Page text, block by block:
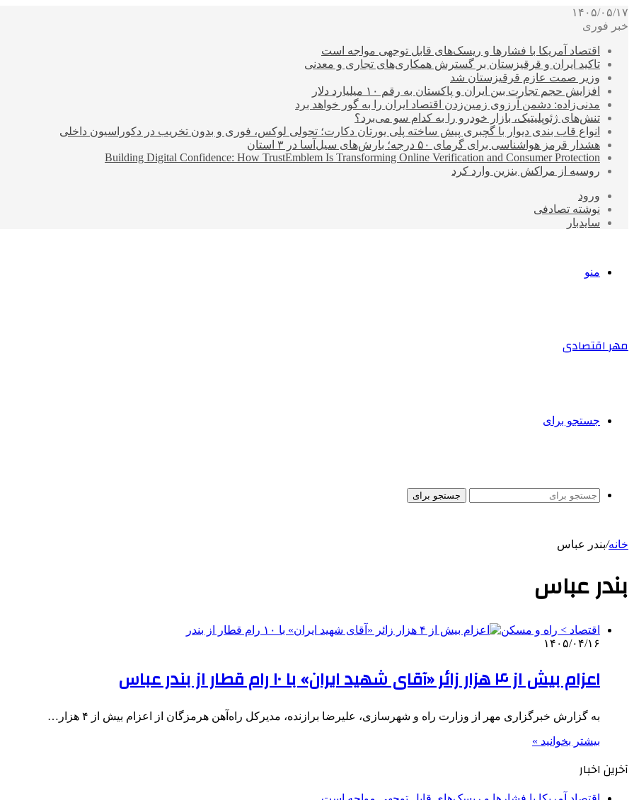
۱۴۰۵/۰۵/۱۷
خبر فوری
اقتصاد آمریکا با فشارها و ریسک‌های قابل توجهی مواجه است
تاکید ایران و قرقیزستان بر گسترش همکاری‌های تجاری و معدنی
وزیر صمت عازم قرقیزستان شد
افزایش حجم تجارت بین ایران و پاکستان به رقم ۱۰ میلیارد دلار
مدنی‌زاده: دشمن آرزوی زمین‌زدن اقتصاد ایران را به گور خواهد برد
تنش‌های ژئوپلیتیک، بازار خودرو را به کدام سو می‌برد؟
انواع قاب بندی دیوار با گچبری پیش ساخته پلی یورتان دکارت؛ تحولی لوکس، فوری و بدون تخریب در دکوراسیون داخلی
هشدار قرمز هواشناسی برای گرمای ۵۰ درجه؛ بارش‌های سیل‌آسا در ۳ استان
Building Digital Confidence: How TrustEmblem Is Transforming Online Verification and Consumer Protection
روسیه از مراکش بنزین وارد کرد
ورود
نوشته تصادفی
سایدبار
منو
مهر اقتصادی
جستجو برای
جستجو برای
خانه/بندر عباس
بندر عباس
اقتصاد > راه و مسکن
۱۴۰۵/۰۴/۱۶
اعزام بیش از ۴ هزار زائر «آقای شهید ایران» با ۱۰ رام قطار از بندر عباس
به گزارش خبرگزاری مهر از وزارت راه و شهرسازی، علیرضا برازنده، مدیرکل راه‌آهن هرمزگان از اعزام بیش از ۴ هزار…
بیشتر بخوانید »
آخرین اخبار